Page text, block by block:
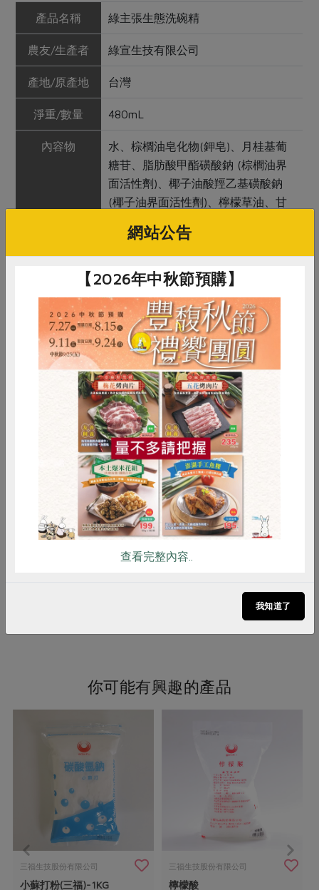
產品名稱 綠主張生態洗碗精
農友/生產者 綠宣生技有限公司
產地/原產地 台灣
淨重/數量 480mL
內容物
水、棕櫚油皂化物(鉀皂)、月桂基葡
糖苷、脂肪酸甲酯磺酸鈉 (棕櫚油界
面活性劑)、椰子油酸羥乙基磺酸鈉
(椰子油界面活性劑)、檸檬草油、甘
1. 含檸檬草油，滿滿的芬芳清香 2. 植
物性環保配方，提供全新洗淨力 3. 無
化學香味、色料與石化成分 4. 低泡
沫、易沖淨，珍惜水資源 5. 具高生物
分解度，對環境友善
調理方式
餐具清潔 - 1. 碗盤：視碗盤髒污狀況
酌量增減使用，再以清水充分洗淨。
2. 重度油污碗盤：先用紙巾擦拭，避
免油漬進入排水管滋生蟻蟲，再依一
般洗滌方法
1. 本品無化學乳化劑，久置分層屬正
常現象，建議初次使用先上下搖勻 2.
膚質敏感者或長時間接觸請戴手套 3.
觸及眼睛時，立即以大量清水沖洗並
即飲用大量清水並儘速送醫 5. 避免陽
你可能有興趣的產品
三福生技股份有限公司
小蘇打粉(三福)-1KG
三福生技股份有限公司
檸檬酸
RPET 食譜 減硝酸鹽
雞蛋 食安 共同購買
網站公告
【2026年中秋節預購】
查看完整內容..
我知道了